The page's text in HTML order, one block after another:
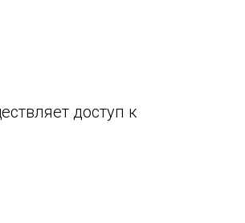
доступ к